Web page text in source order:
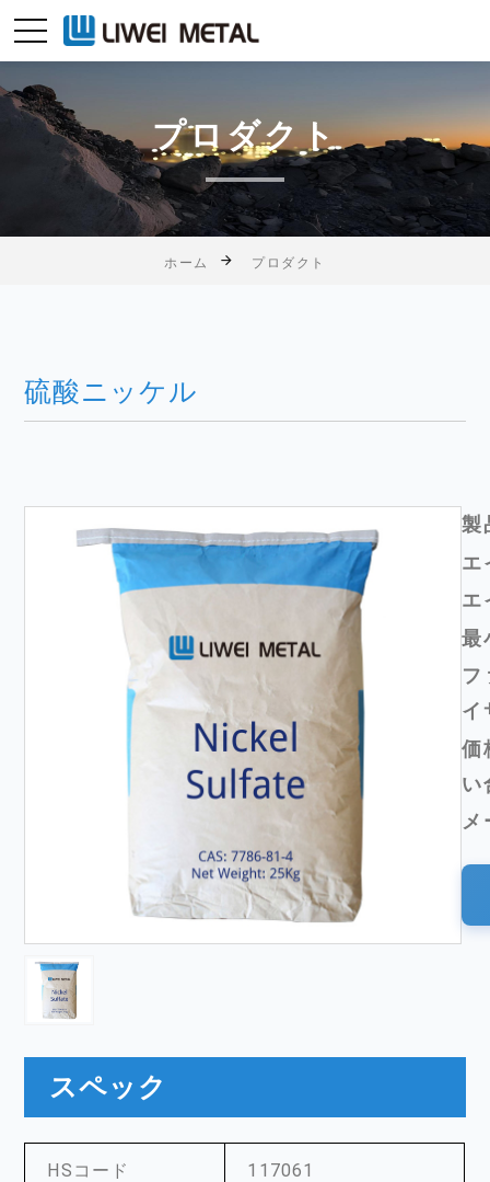
プロダクト
ホーム プロダクト
硫酸ニッケル
製
エ
エ
最
フ
イ
価
い
メ
スペック
HSコード 117061